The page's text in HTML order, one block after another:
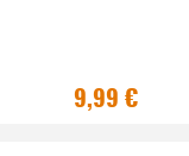
9,99 €